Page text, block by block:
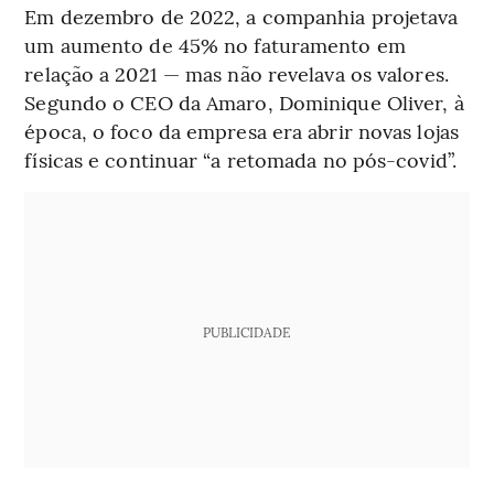
Em dezembro de 2022, a companhia projetava
um aumento de 45% no faturamento em
relação a 2021 — mas não revelava os valores.
Segundo o CEO da Amaro, Dominique Oliver, à
época, o foco da empresa era abrir novas lojas
físicas e continuar “a retomada no pós-covid”.
PUBLICIDADE